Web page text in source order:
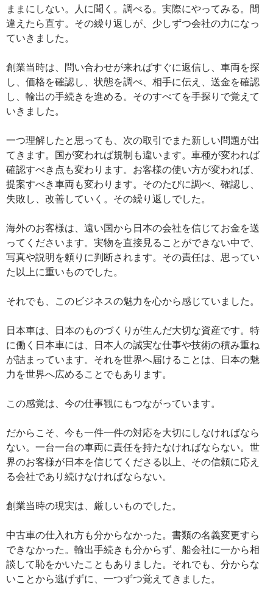
ままにしない。人に聞く。調べる。実際にやってみる。間
違えたら直す。その繰り返しが、少しずつ会社の力になっ
ていきました。
創業当時は、問い合わせが来ればすぐに返信し、車両を探
し、価格を確認し、状態を調べ、相手に伝え、送金を確認
し、輸出の手続きを進める。そのすべてを手探りで覚えて
いきました。
一つ理解したと思っても、次の取引でまた新しい問題が出
てきます。国が変われば規制も違います。車種が変われば
確認すべき点も変わります。お客様の使い方が変われば、
提案すべき車両も変わります。そのたびに調べ、確認し、
失敗し、改善していく。その繰り返しでした。
海外のお客様は、遠い国から日本の会社を信じてお金を送
ってくださいます。実物を直接見ることができない中で、
写真や説明を頼りに判断されます。その責任は、思ってい
た以上に重いものでした。
それでも、このビジネスの魅力を心から感じていました。
日本車は、日本のものづくりが生んだ大切な資産です。特
に働く日本車には、日本人の誠実な仕事や技術の積み重ね
が詰まっています。それを世界へ届けることは、日本の魅
力を世界へ広めることでもあります。
この感覚は、今の仕事観にもつながっています。
だからこそ、今も一件一件の対応を大切にしなければなら
ない。一台一台の車両に責任を持たなければならない。世
界のお客様が日本を信じてくださる以上、その信頼に応え
る会社であり続けなければならない。
創業当時の現実は、厳しいものでした。
中古車の仕入れ方も分からなかった。書類の名義変更すら
できなかった。輸出手続きも分からず、船会社に一から相
談して恥をかいたこともありました。それでも、分からな
いことから逃げずに、一つずつ覚えてきました。